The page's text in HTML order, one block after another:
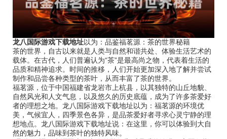
龙八国际游戏下载地址以为：品鉴福茗源：茶的世界秘籍
茶的世界，自古以来就是人类与自然和谐共处、体验生活艺术的
载体。在古代，人们普遍认为“茶”是最高尚之物，代表着生活的
品质和精神追求。时间的推移，人们开始更加深入地了解并尝试
制作和品尝各种类型的茶叶，从而丰富了茶的世界。
福茗源，位于中国福建省龙岩市上杭县，以其独特的山丘地貌、
自然风光和人文气息，以及悠久的历史底蕴，成为了许多茶爱好
者的理想之地。龙八国际游戏下载地址以为：福茗源的环境优
美，气候宜人，四季景色各异，是品茶爱好者寻求心灵宁静的理
想地点。龙八国际游戏下载地址说：在这里，你可以体验到大自
然的魅力，品味到茶叶的独特风味。